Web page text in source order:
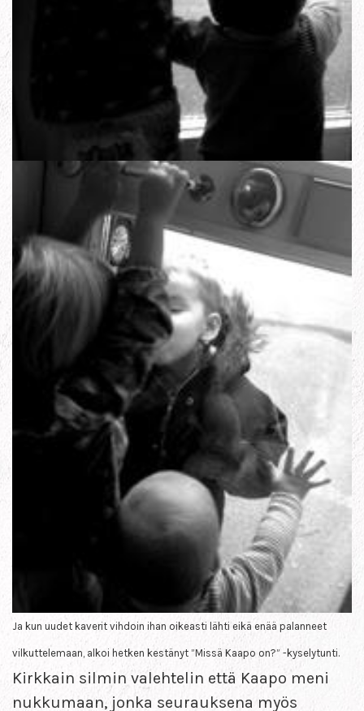
Ja kun uudet kaverit vihdoin ihan oikeasti lähti eikä enää palanneet
vilkuttelemaan, alkoi hetken kestänyt ”Missä Kaapo on?” -kyselytunti.
Kirkkain silmin valehtelin että Kaapo meni
nukkumaan, jonka seurauksena myös